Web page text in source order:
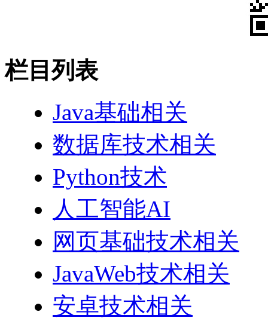
栏目列表
Java基础相关
数据库技术相关
Python技术
人工智能AI
网页基础技术相关
JavaWeb技术相关
安卓技术相关